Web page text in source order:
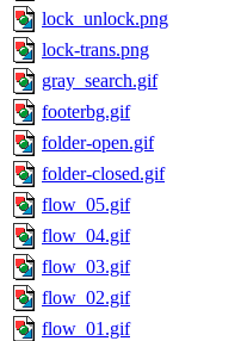
lock_unlock.png
lock-trans.png
gray_search.gif
footerbg.gif
folder-open.gif
folder-closed.gif
flow_05.gif
flow_04.gif
flow_03.gif
flow_02.gif
flow_01.gif